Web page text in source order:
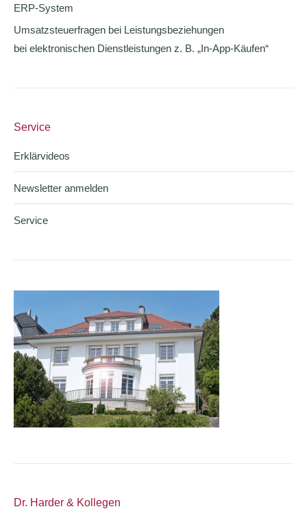
ERP-System
Umsatzsteuerfragen bei Leistungsbeziehungen
bei elektronischen Dienstleistungen z. B. „In-App-Käufen“
Service
Erklärvideos
Newsletter anmelden
Service
Dr. Harder & Kollegen